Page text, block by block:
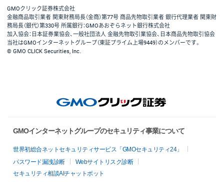
GMOクリック証券株式会社
金融商品取引業者 関東財務局長（金商）第77号 商品先物取引業者 銀行代理業者 関東財
務局長（銀代）第330号 所属銀行：GMOあおぞらネット銀行株式会社
加入協会：日本証券業協会、一般社団法人 金融先物取引業協会、日本商品先物取引協会
当社はGMOインターネットグループ（東証プライム上場9449）のメンバーです。
© GMO CLICK Securities, Inc.
GMOインターネットグループのセキュリティ事業について
世界初総合ネットセキュリティサービス「GMOセキュリティ24」
パスワード漏洩診断
Webサイトリスク診断
セキュリティ相談AIチャットボット